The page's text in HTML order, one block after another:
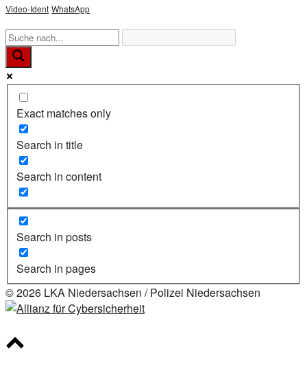
Video-Ident WhatsApp
Exact matches only
Search in title
Search in content
Search in posts
Search in pages
© 2026 LKA Niedersachsen / Polizei Niedersachsen
Scroll